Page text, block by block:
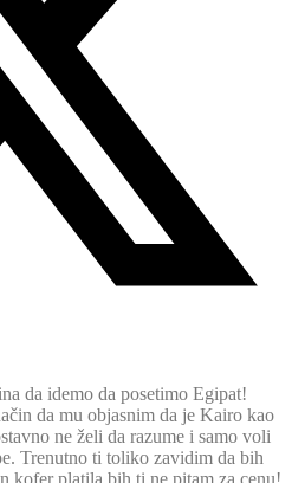
da idemo da posetimo Egipat!
da mu objasnim da je Kairo kao
ne želi da razume i samo voli
Trenutno ti toliko zavidim da bih
kofer platila bih ti ne pitam za cenu!